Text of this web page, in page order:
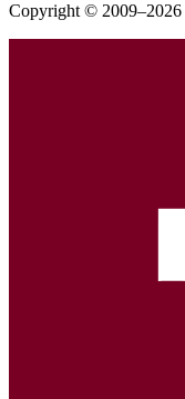
Copyright © 2009–2026